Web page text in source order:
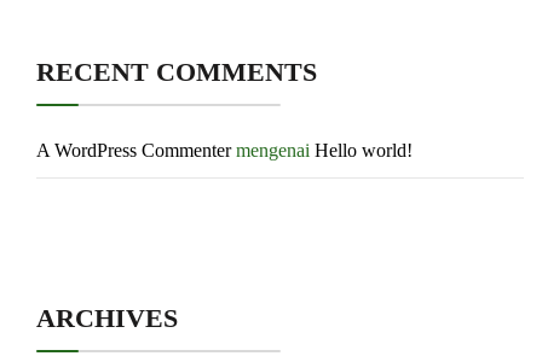
RECENT COMMENTS
A WordPress Commentermengenai Hello world!
ARCHIVES